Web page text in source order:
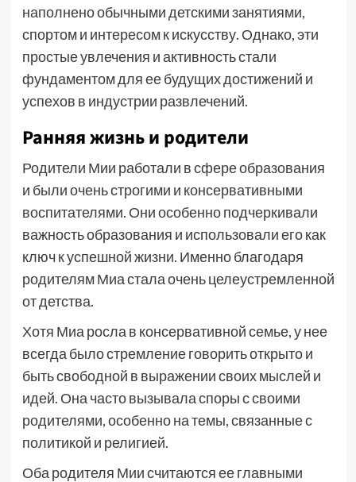
наполнено обычными детскими занятиями,
спортом и интересом к искусству. Однако, эти
простые увлечения и активность стали
фундаментом для ее будущих достижений и
успехов в индустрии развлечений.
Ранняя жизнь и родители
Родители Мии работали в сфере образования
и были очень строгими и консервативными
воспитателями. Они особенно подчеркивали
важность образования и использовали его как
ключ к успешной жизни. Именно благодаря
родителям Миа стала очень целеустремленной
от детства.
Хотя Миа росла в консервативной семье, у нее
всегда было стремление говорить открыто и
быть свободной в выражении своих мыслей и
идей. Она часто вызывала споры с своими
родителями, особенно на темы, связанные с
политикой и религией.
Оба родителя Мии считаются ее главными